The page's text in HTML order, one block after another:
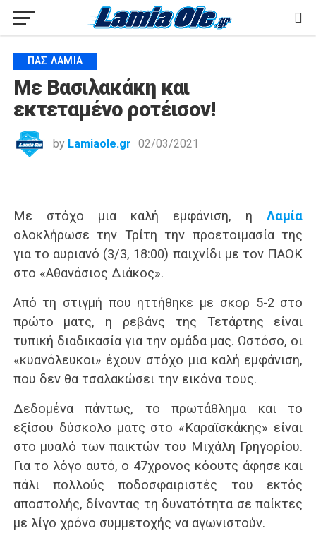
ΠΑΣ ΛΑΜΊΑ
Με Βασιλακάκη και
εκτεταμένο ροτέισον!
by Lamiaole.gr 02/03/2021
Με στόχο μια καλή εμφάνιση, ηΛαμία
ολοκλήρωσε την Τρίτη την προετοιμασία της
για το αυριανό (3/3, 18:00) παιχνίδι με τον ΠΑΟΚ
στο «Αθανάσιος Διάκος».
Από τη στιγμή που ηττήθηκε με σκορ 5-2 στο
πρώτο ματς, η ρεβάνς της Τετάρτης είναι
τυπική διαδικασία για την ομάδα μας. Ωστόσο, οι
«κυανόλευκοι» έχουν στόχο μια καλή εμφάνιση,
που δεν θα τσαλακώσει την εικόνα τους.
Δεδομένα πάντως, το πρωτάθλημα και το
εξίσου δύσκολο ματς στο «Καραϊσκάκης» είναι
στο μυαλό των παικτών του Μιχάλη Γρηγορίου.
Για το λόγο αυτό, ο 47χρονος κόουτς άφησε και
πάλι πολλούς ποδοσφαιριστές του εκτός
αποστολής, δίνοντας τη δυνατότητα σε παίκτες
με λίγο χρόνο συμμετοχής να αγωνιστούν.